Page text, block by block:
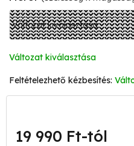
Változat kiválasztása
19 990 Ft-tól